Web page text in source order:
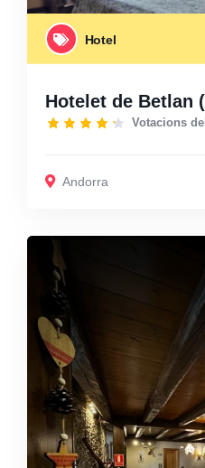
Hotel
Hotelet de Betlan
Votacions
Andorra